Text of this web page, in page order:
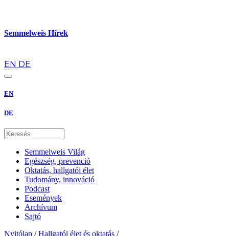
Semmelweis Hírek
EN DE
EN
DE
Semmelweis Világ
Egészség, prevenció
Oktatás, hallgatói élet
Tudomány, innováció
Podcast
Események
Archívum
Sajtó
Nyitólap / Hallgatói élet és oktatás /